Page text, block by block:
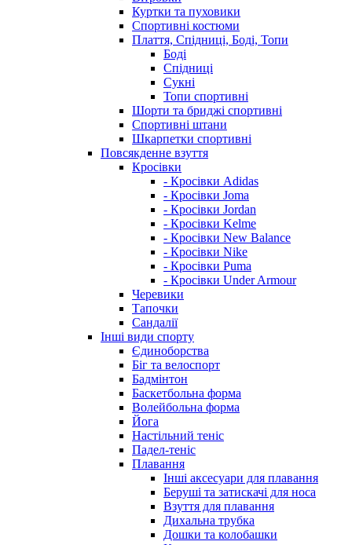
Куртки та пуховики
Спортивні костюми
Плаття, Спідниці, Боді, Топи
Боді
Спідниці
Сукні
Топи спортивні
Шорти та бриджі спортивні
Спортивні штани
Шкарпетки спортивні
Повсякденне взуття
Кросівки
- Кросівки Adidas
- Кросівки Joma
- Кросівки Jordan
- Кросівки Kelme
- Кросівки New Balance
- Кросівки Nike
- Кросівки Puma
- Кросівки Under Armour
Черевики
Тапочки
Сандалії
Інші види спорту
Єдиноборства
Біг та велоспорт
Бадмінтон
Баскетбольна форма
Волейбольна форма
Йога
Настільний теніс
Падел-теніс
Плавання
Інші аксесуари для плавання
Беруші та затискачі для носа
Взуття для плавання
Дихальна трубка
Дошки та колобашки